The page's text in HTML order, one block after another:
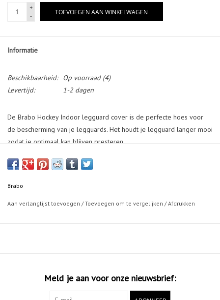
+
-
TOEVOEGEN AAN WINKELWAGEN
Informatie
Beschikbaarheid: Op voorraad(4)
Levertijd:
1-2 dagen
De Brabo Hockey Indoor legguard cover is de perfecte hoes voor
de bescherming van je legguards. Het houdt je legguard langer mooi
zodat je optimaal kan blijven presteren.
Brabo
Aan verlanglijst toevoegen /Toevoegen om te vergelijken /Afdrukken
Meld je aan voor onze nieuwsbrief: